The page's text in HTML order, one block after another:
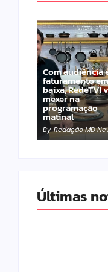
Com audiência
faturamento em
baixa, RedeTV!
mexer na
programação
matinal
By Redação MD
Últimas